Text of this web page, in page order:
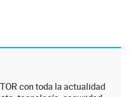
con toda la actualidad